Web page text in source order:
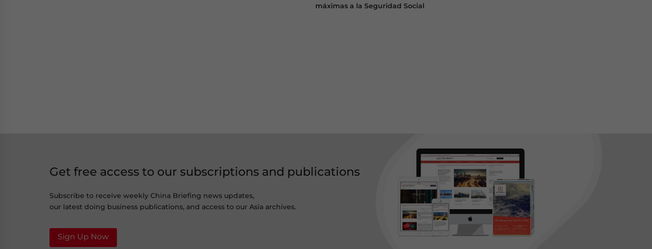
máximas a la Seguridad Social
Get free access to our subscriptions and publications
Subscribe to receive weekly China Briefing news updates,
our latest doing business publications, and access to our Asia archives.
Sign Up Now